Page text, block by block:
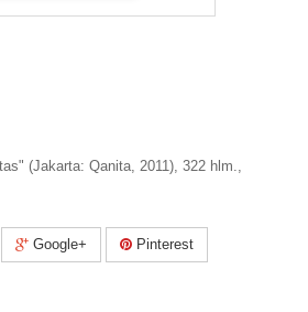
(Jakarta: Qanita, 2011), 322 hlm.,
Google+ Pinterest